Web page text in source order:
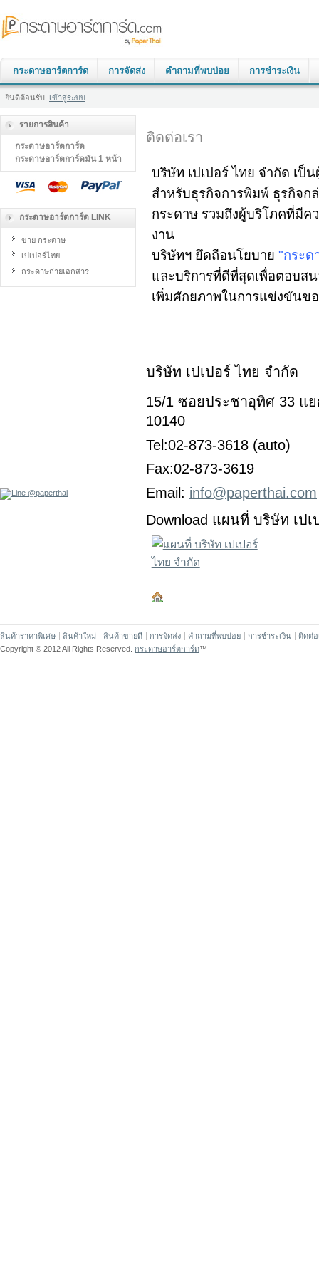
กระดาษอาร์ตการ์ด การจัดส่ง คำถามที่พบบ่อย การชำระเงิน
ยินดีต้อนรับ, เข้าสู่ระบบ
รายการสินค้า
กระดาษอาร์ตการ์ด
กระดาษอาร์ตการ์ดมัน 1 หน้า
กระดาษอาร์ตการ์ด LINK
ขาย กระดาษ
เปเปอร์ไทย
กระดาษถ่ายเอกสาร
ติดต่อเรา
บริษัท เปเปอร์ ไทย จำกัด เ
สำหรับธุรกิจการพิมพ์ ธุรกิจก
กระดาษ รวมถึงผู้บริโภคที่มี
งาน
บริษัทฯ ยึดถือนโยบาย "กระ
และบริการที่ดีที่สุดเพื่อตอบส
เพิ่มศักยภาพในการแข่งขันข
บริษัท เปเปอร์ ไทย จำกัด
15/1 ซอยประชาอุทิศ 33 แ
10140
Tel:02-873-3618 (auto)
Fax:02-873-3619
Email: info@paperthai.com
Download แผนที่ บริษัท เป
สินค้าราคาพิเศษ สินค้าใหม่ สินค้าขายดี การจัดส่ง คำถามที่พบบ่อย การชำระเงิน
ติดต่อ
Copyright © 2012 All Rights Reserved. กระดาษอาร์ตการ์ด™